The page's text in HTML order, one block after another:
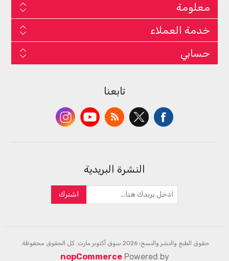
معلومة
خدمة العملاء
حسابي
تابعنا
النشرة البريدية
اشترك
حقوق الطبع والنشر والنسخ؛ 2026 سوق أكتوبر مارت. كل الحقوق محفوظة.
Powered by
nopCommerce